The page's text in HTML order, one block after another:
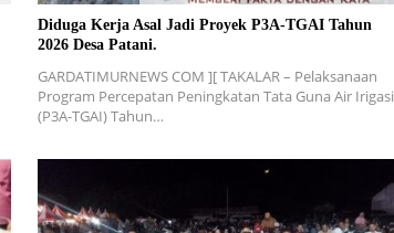
Diduga Kerja Asal Jadi Proyek P3A-TGAI Tahun
2026 Desa Patani.
GARDATIMURNEWS COM ][ TAKALAR – Pelaksanaan
Program Percepatan Peningkatan Tata Guna Air Irigasi
(P3A-TGAI) Tahun…